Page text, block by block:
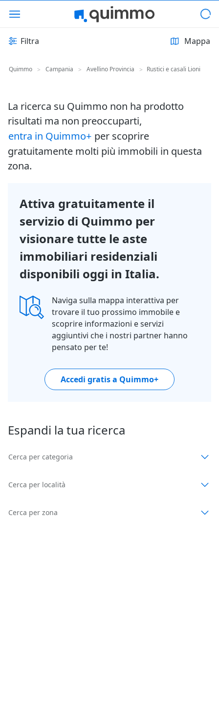
Filtra Mappa
Quimmo > Campania > Avellino Provincia > Rustici e casali Lioni
La ricerca su Quimmo non ha prodotto
risultati ma non preoccuparti,
entra in Quimmo+ per scoprire
gratuitamente molti più immobili in questa
zona.
Attiva gratuitamente il
servizio di Quimmo per
visionare tutte le aste
immobiliari residenziali
disponibili oggi in Italia.
Naviga sulla mappa interattiva per
trovare il tuo prossimo immobile e
scoprire informazioni e servizi
aggiuntivi che i nostri partner hanno
pensato per te!
Accedi gratis a Quimmo+
Espandi la tua ricerca
Cerca per categoria
Cerca per località
Cerca per zona